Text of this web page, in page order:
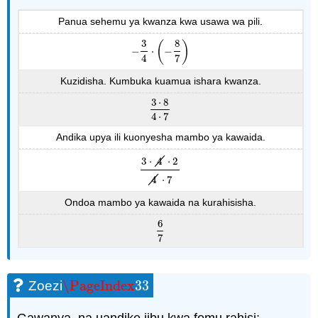
Panua sehemu ya kwanza kwa usawa wa pili.
−
3
4
⋅ ( −
8
7 )
−34 ( −87)
Kuzidisha. Kumbuka kuamua ishara kwanza.
3 ⋅ 8
4 ⋅ 7
3⋅84⋅
Andika upya ili kuonyesha mambo ya kawaida.
3 ⋅ 4 ⋅ 2
4 ⋅ 7
3⋅4⋅24⋅7
Ondoa mambo ya kawaida na kurahisisha.
6
7
67
Zoezi\PageIndex33
\PageIndex33